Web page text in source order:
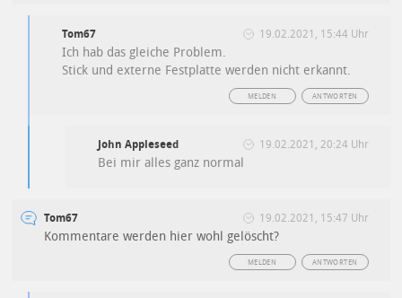
Tom67 19.02.2021, 15:44 Uhr
Ich hab das gleiche Problem.
Stick und externe Festplatte werden nicht erkannt.
ANTWORTEN
MELDEN
John Appleseed 19.02.2021, 20:24 Uhr
Bei mir alles ganz normal
Tom67 19.02.2021, 15:47 Uhr
Kommentare werden hier wohl gelöscht?
ANTWORTEN
MELDEN